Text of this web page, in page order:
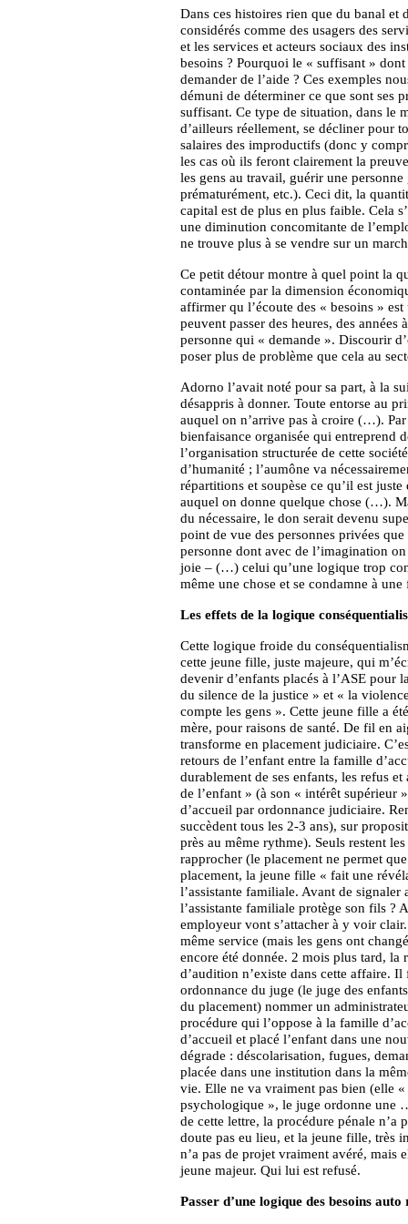
Dans ces histoires rien que du banal et
considérés comme des usagers des
et les services et acteurs sociaux des
besoins ? Pourquoi le « suffisant »
demander de l’aide ? Ces exemples
démuni de déterminer ce que sont ses
suffisant. Ce type de situation, dans le
d’ailleurs réellement, se décliner pour
salaires des improductifs (donc y
les cas où ils feront clairement la
les gens au travail, guérir une
prématurément, etc.). Ceci dit, la
capital est de plus en plus faible. Cela
une diminution concomitante de
ne trouve plus à se vendre sur un
Ce petit détour montre à quel point la
contaminée par la dimension
affirmer qu l’écoute des « besoins »
peuvent passer des heures, des
personne qui « demande ». Discourir
poser plus de problème que cela au
Adorno l’avait noté pour sa part, à la
désappris à donner. Toute entorse au
auquel on n’arrive pas à croire (…).
bienfaisance organisée qui entreprend
l’organisation structurée de cette
d’humanité ; l’aumône va
répartitions et soupèse ce qu’il est
auquel on donne quelque chose (…).
du nécessaire, le don serait devenu
point de vue des personnes privées
personne dont avec de l’imagination
joie – (…) celui qu’une logique trop
même une chose et se condamne à
Les effets de la logique
Cette logique froide du
cette jeune fille, juste majeure, qui
devenir d’enfants placés à l’ASE pour
du silence de la justice » et « la
compte les gens ». Cette jeune fille a
mère, pour raisons de santé. De fil en
transforme en placement judiciaire.
retours de l’enfant entre la famille
durablement de ses enfants, les refus
de l’enfant » (à son « intérêt
d’accueil par ordonnance judiciaire.
succèdent tous les 2-3 ans), sur
près au même rythme). Seuls restent
rapprocher (le placement ne permet
placement, la jeune fille « fait une
l’assistante familiale. Avant de
l’assistante familiale protège son fils ?
employeur vont s’attacher à y voir
même service (mais les gens ont
encore été donnée. 2 mois plus tard,
d’audition n’existe dans cette affaire.
ordonnance du juge (le juge des
du placement) nommer un
procédure qui l’oppose à la famille
d’accueil et placé l’enfant dans une
dégrade : déscolarisation, fugues,
placée dans une institution dans la
vie. Elle ne va vraiment pas bien (elle
psychologique », le juge ordonne une
de cette lettre, la procédure pénale n’a
doute pas eu lieu, et la jeune fille, très
n’a pas de projet vraiment avéré, mais
jeune majeur. Qui lui est refusé.
Passer d’une logique des besoins